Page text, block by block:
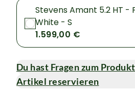
Stevens Amant 5.2 HT -
White - S
1.599,00 €
Du hast Fragen zum
Artikel reservieren